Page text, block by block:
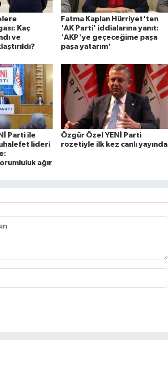
Kaç
ve
Fatma Kaplan Hürriyet'ten
'AK Parti' iddialarına yanıt:
'AKP'ye geçeceğime paşa
paşa yatarım'
Parti ile
lideri
ağır
Özgür Özel YENİ Parti
rozetiyle ilk kez canlı yayında